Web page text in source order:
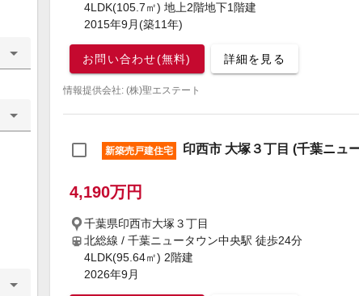
4LDK(105.7㎡) 地上2階地下1階建
2015年9月(築11年)
お問い合わせ(無料) 詳細を見る
情報提供会社: (株)聖エステート
新築売戸建住宅 印西市 大塚３丁目 (千葉ニュ
4,190万円
千葉県印西市大塚３丁目
北総線 / 千葉ニュータウン中央駅 徒歩24分
4LDK(95.64㎡) 2階建
2026年9月